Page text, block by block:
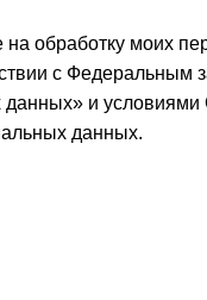
на обработку моих
с
и условиями
данных.